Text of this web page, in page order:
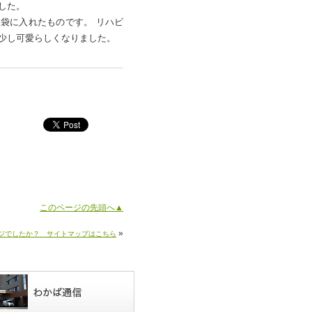
。
に入れたものです。 リハビ
可愛らしくなりました。
このページの先頭へ▲
でしたか？ サイトマップはこちら »